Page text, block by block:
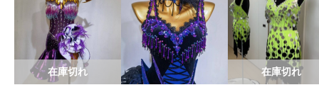
在庫切れ 在庫切れ